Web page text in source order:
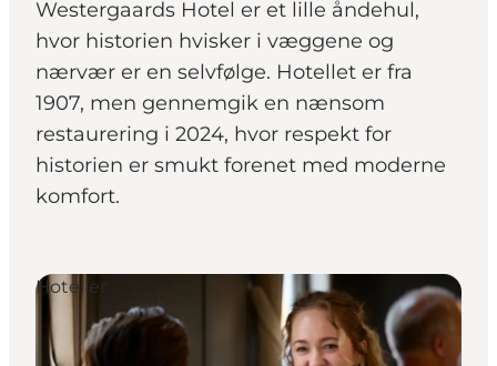
Køb billet
Planlæg din ferie
Westergaards Hotel er et lille åndehul,
hvor historien hvisker i væggene og
nærvær er en selvfølge. Hotellet er fra
1907, men gennemgik en nænsom
restaurering i 2024, hvor respekt for
historien er smukt forenet med moderne
komfort.
Hoteller